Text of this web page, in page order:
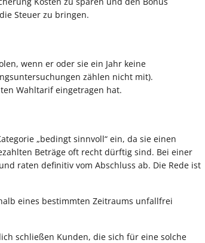
Steuer zu bringen.
wenn er oder sie ein Jahr keine
zählen nicht mit).
Wahltarif eingetragen hat.
„bedingt sinnvoll“ ein, da sie einen
Beträge oft recht dürftig sind. Bei einer
raten definitiv vom Abschluss ab. Die Rede ist
eines bestimmten Zeitraums unfallfrei
schließen Kunden, die sich für eine solche